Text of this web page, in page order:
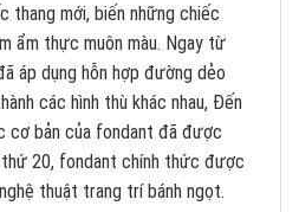
thang mới, biến những chiếc
ẩm thực muôn màu. Ngay từ
áp dụng hỗn hợp đường dẻo
các hình thù khác nhau, Đến
cơ bản của fondant đã được
thứ 20, fondant chính thức được
thuật trang trí bánh ngọt.